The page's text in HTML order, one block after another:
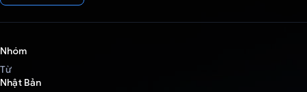
Nhóm
Từ
Nhật Bản